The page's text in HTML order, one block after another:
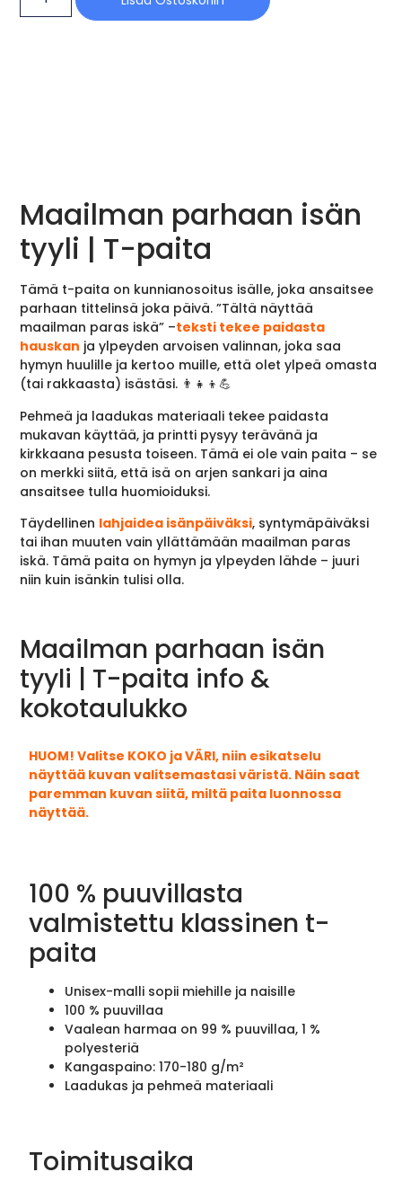
Maailman parhaan isän
tyyli | T-paita
Tämä t-paita on kunnianosoitus isälle, joka ansaitsee
parhaan tittelinsä joka päivä. ”Tältä näyttää
maailman paras iskä” –teksti tekee paidasta
hauskan ja ylpeyden arvoisen valinnan, joka saa
hymyn huulille ja kertoo muille, että olet ylpeä omasta
(tai rakkaasta) isästäsi. 👨‍👧‍👦💪
Pehmeä ja laadukas materiaali tekee paidasta
mukavan käyttää, ja printti pysyy terävänä ja
kirkkaana pesusta toiseen. Tämä ei ole vain paita – se
on merkki siitä, että isä on arjen sankari ja aina
ansaitsee tulla huomioiduksi.
Täydellinen lahjaidea isänpäiväksi, syntymäpäiväksi
tai ihan muuten vain yllättämään maailman paras
iskä. Tämä paita on hymyn ja ylpeyden lähde – juuri
niin kuin isänkin tulisi olla.
Maailman parhaan isän
tyyli | T-paita info &
kokotaulukko
HUOM! Valitse KOKO ja VÄRI, niin esikatselu
näyttää kuvan valitsemastasi väristä. Näin saat
paremman kuvan siitä, miltä paita luonnossa
näyttää.
100 % puuvillasta
valmistettu klassinen t-
paita
Unisex-malli sopii miehille ja naisille
100 % puuvillaa
Vaalean harmaa on 99 % puuvillaa, 1 %
polyesteriä
Kangaspaino: 170-180 g/m²
Laadukas ja pehmeä materiaali
Toimitusaika